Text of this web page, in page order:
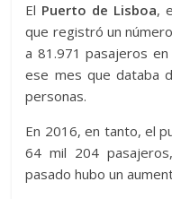
El Puerto de Lisboa,
que registró un
a 81.971 pasajeros
ese mes que databa
personas.
En 2016, en tanto, el
64 mil 204
pasado hubo un